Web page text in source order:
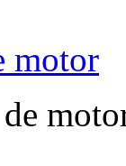
motor